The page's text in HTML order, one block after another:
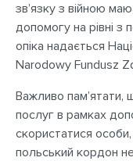
зв’язку з війною
допомогу на рівні
опіка надається
Narodowy Fundusz
Важливо
послуг в рамках
скористатися
польський кордон